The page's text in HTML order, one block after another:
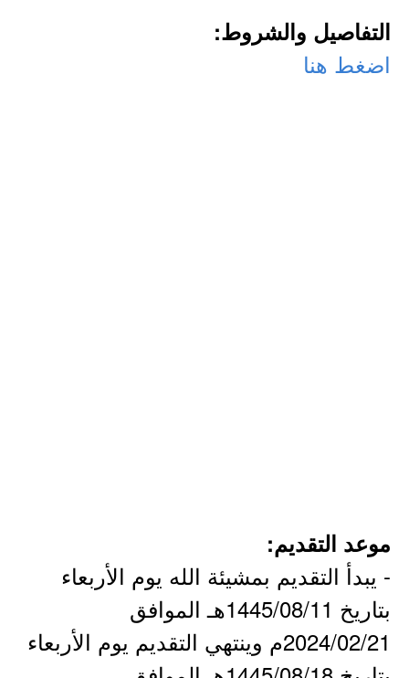
التفاصيل والشروط:
اضغط هنا
موعد التقديم:
- يبدأ التقديم بمشيئة الله يوم الأربعاء
بتاريخ 1445/08/11هـ الموافق
2024/02/21م وينتهي التقديم يوم الأربعاء